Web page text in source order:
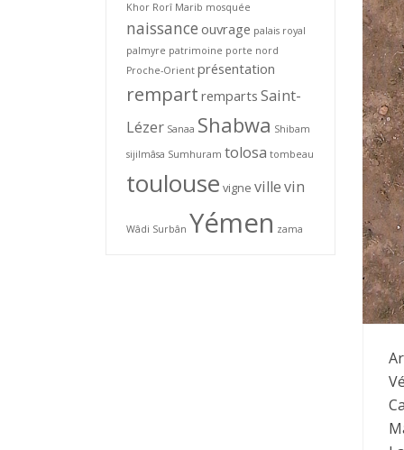
Khor Rorî Marib mosquée
naissance ouvrage palais royal
palmyre patrimoine porte nord
Proche-Orient présentation
rempart remparts Saint-
Lézer Sanaa Shabwa Shibam
sijilmâsa Sumhuram tolosa tombeau
toulouse vigne villevin
Wâdi Surbân Yémen zama